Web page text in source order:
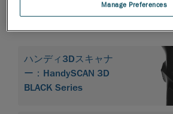
関連製品
ハンディ3Dスキャナ
ー：HandySCAN 3D
BLACK Series
Manage Preferences